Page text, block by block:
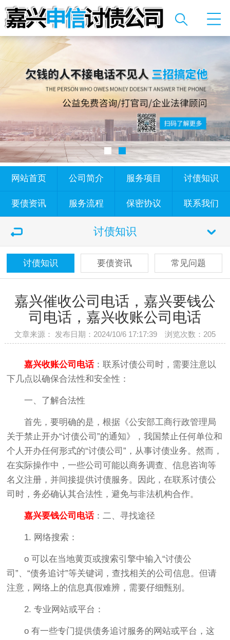
网站首页 公司简介 服务项目 讨债知识
要债资讯 服务流程 保密协议 联系我们
讨债知识
讨债知识 要债资讯 常见问题
嘉兴催收公司电话，嘉兴要钱公
司电话，嘉兴收账公司电话
文章来源： 发布日期：2024/10/6 17:17:39 浏览次数： 205
嘉兴收账公司电话：联系讨债公司时，需要注意以
下几点以确保合法性和安全性：
一、了解合法性
首先，要明确的是，根据《公安部工商行政管理局
关于禁止开办“讨债公司”的通知》，我国禁止任何单位和
个人开办任何形式的“讨债公司”，从事讨债业务。然而，
在实际操作中，一些公司可能以商务调查、信息咨询等
名义注册，并间接提供讨债服务。因此，在联系讨债公
司时，务必确认其合法性，避免与非法机构合作。
嘉兴要钱公司电话：二、寻找途径
1. 网络搜索：
o 可以在当地黄页或搜索引擎中输入“讨债公
司”、“债务追讨”等关键词，查找相关的公司信息。但请
注意，网络上的信息真假难辨，需要仔细甄别。
2. 专业网站或平台：
o 有一些专门提供债务追讨服务的网站或平台，这